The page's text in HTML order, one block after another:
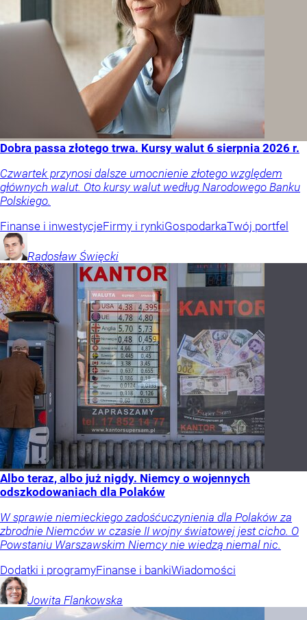
Dobra passa złotego trwa. Kursy walut 6 sierpnia 2026 r.
Czwartek przynosi dalsze umocnienie złotego względem
głównych walut. Oto kursy walut według Narodowego Banku
Polskiego.
Finanse i inwestycjeFirmy i rynkiGospodarkaTwój portfel
Radosław Święcki
Albo teraz, albo już nigdy. Niemcy o wojennych
odszkodowaniach dla Polaków
W sprawie niemieckiego zadośćuczynienia dla Polaków za
zbrodnie Niemców w czasie II wojny światowej jest cicho. O
Powstaniu Warszawskim Niemcy nie wiedzą niemal nic.
Dodatki i programyFinanse i bankiWiadomości
Jowita Flankowska